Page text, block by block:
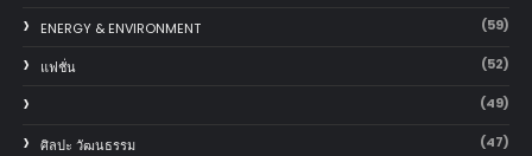
ENERGY & ENVIRONMENT (59)
แฟชั่น (52)
(49)
ศิลปะ วัฒนธรรม (47)